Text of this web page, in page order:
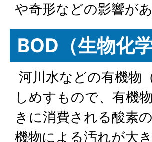
や奇形などの影響があ
BOD（生物化
河川水などの有機物
しめすもので、有機
きに消費される酸素
機物による汚れが大